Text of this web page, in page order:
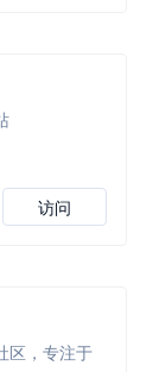
访问
区，专注于